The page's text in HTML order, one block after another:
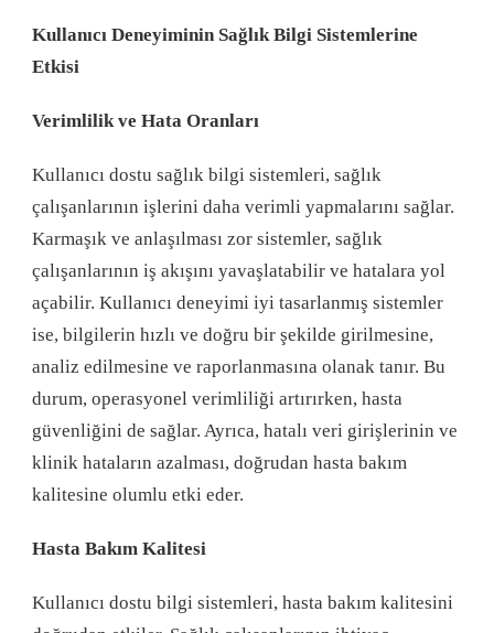
Kullanıcı Deneyiminin Sağlık Bilgi Sistemlerine
Etkisi
Verimlilik ve Hata Oranları
Kullanıcı dostu sağlık bilgi sistemleri, sağlık
çalışanlarının işlerini daha verimli yapmalarını sağlar.
Karmaşık ve anlaşılması zor sistemler, sağlık
çalışanlarının iş akışını yavaşlatabilir ve hatalara yol
açabilir. Kullanıcı deneyimi iyi tasarlanmış sistemler
ise, bilgilerin hızlı ve doğru bir şekilde girilmesine,
analiz edilmesine ve raporlanmasına olanak tanır. Bu
durum, operasyonel verimliliği artırırken, hasta
güvenliğini de sağlar. Ayrıca, hatalı veri girişlerinin ve
klinik hataların azalması, doğrudan hasta bakım
kalitesine olumlu etki eder.
Hasta Bakım Kalitesi
Kullanıcı dostu bilgi sistemleri, hasta bakım kalitesini